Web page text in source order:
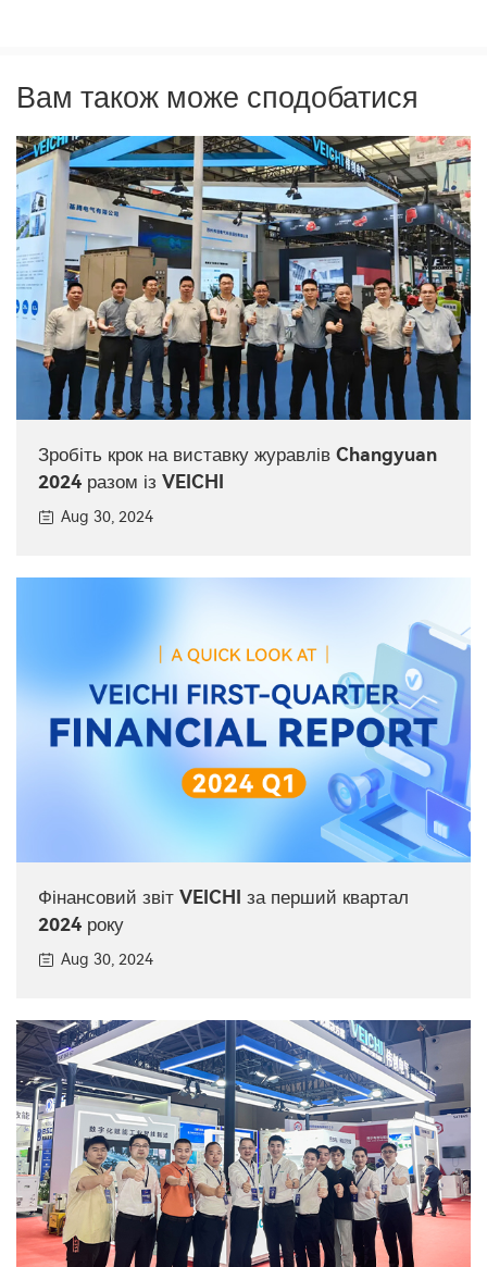
Вам також може сподобатися
Зробіть крок на виставку журавлів Changyuan
2024 разом із VEICHI
Aug 30, 2024
Фінансовий звіт VEICHI за перший квартал
2024 року
Aug 30, 2024